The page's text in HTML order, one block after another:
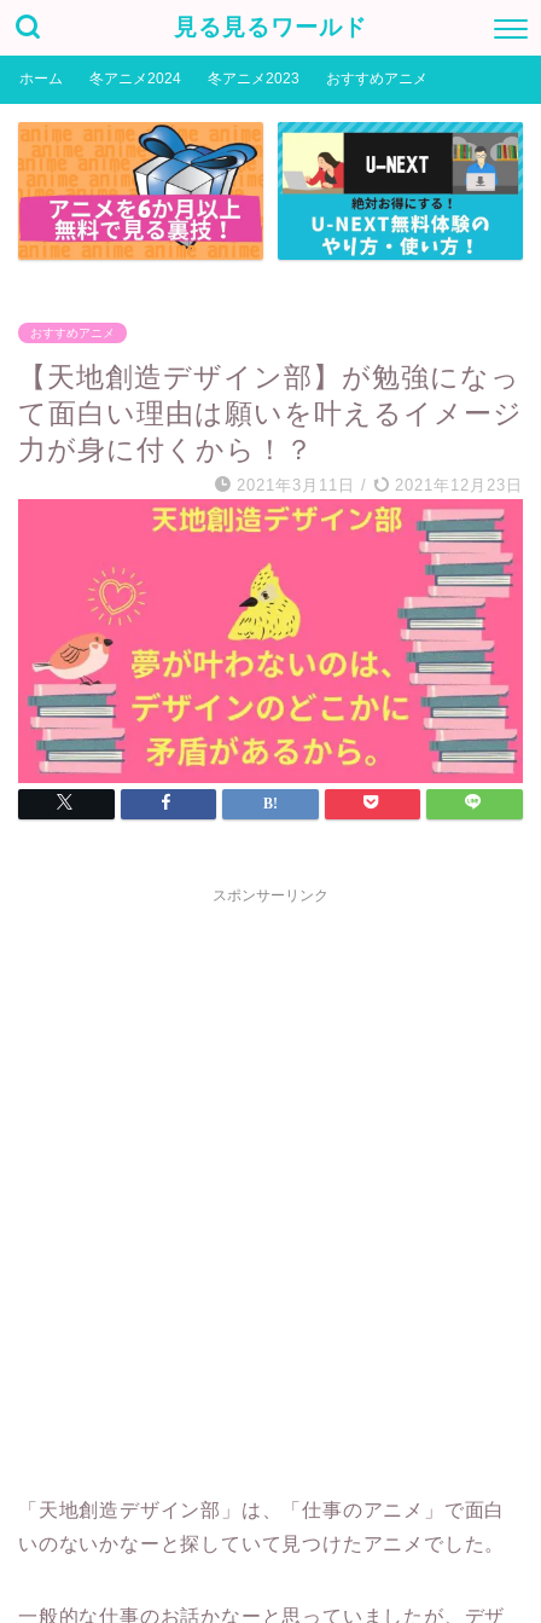
見る見るワールド
ホーム 冬アニメ2024 冬アニメ2023 おすすめアニメ
おすすめアニメ
【天地創造デザイン部】が勉強になっ
て面白い理由は願いを叶えるイメージ
力が身に付くから！？
2021年3月11日 / 2021年12月23日
スポンサーリンク
「天地創造デザイン部」は、「仕事のアニメ」で面白
いのないかなーと探していて見つけたアニメでした。
一般的な仕事のお話かなーと思っていましたが、デザ